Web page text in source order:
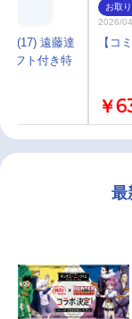
遠藤達
フト付き特
お取
2026/
【コ
￥
最